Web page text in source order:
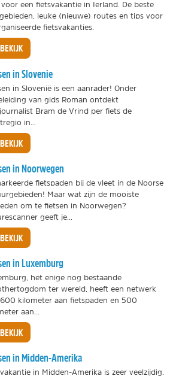
voor een fietsvakantie in Ierland. De beste
leuke (nieuwe) routes en tips voor
fietsvakanties.
BEKIJK
in Slovenie
in Slovenië is een aanrader! Onder
van gids Roman ontdekt
Bram de Vrind per fiets de
in...
BEKIJK
in Noorwegen
fietspaden bij de vleet in de Noorse
Maar wat zijn de mooiste
om te fietsen in Noorwegen?
geeft je...
BEKIJK
in Luxemburg
het enige nog bestaande
ter wereld, heeft een netwerk
kilometer aan fietspaden en 500
aan...
BEKIJK
in Midden-Amerika
vakantie in Midden-Amerika is zeer veelzijdig.